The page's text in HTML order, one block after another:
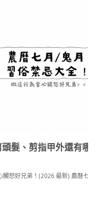
髮、剪指甲外還有哪
怒好兄弟！(2026 最新) 農曆七